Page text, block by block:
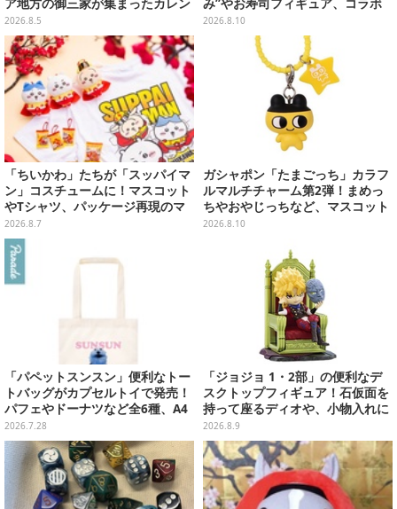
ア地方の御三家が集まったカレン
ダー、ぬいぐるみなど記念グッズ
盛りだくさん
2026.8.5
み”やお寿司フィギュア、コラボ
メニューも
2026.8.10
「ちいかわ」たちが「スッパイマ
ン」コスチュームに！マスコット
やTシャツ、パッケージ再現のマ
グネットなど全5アイテム
2026.8.7
ガシャポン「たまごっち」カラフ
ルマルチチャーム第2弾！まめっ
ちやおやじっちなど、マスコット
＆バンドの色がリンクした全6種
2026.8.10
「パペットスンスン」便利なトー
トバッグがカプセルトイで発売！
パフェやドーナツなど全6種、A4
サイズがすっぽり入る大きさ
2026.7.28
「ジョジョ 1・2部」の便利なデ
スクトップフィギュア！石仮面を
持って座るディオや、小物入れに
なるツェペリなどズラリ
2026.8.9